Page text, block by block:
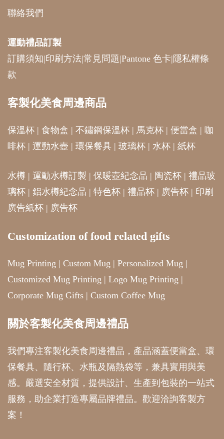
聯絡我們
運動禮品訂製
訂購須知|印刷方法|常見問題|Pantone 色卡| 隱私權條
款
客製化美食周邊商品
保溫杯 | 食物盒 | 不鏽鋼保溫杯 | 馬克杯 | 便當盒 | 咖
啡杯 | 運動水壺 | 環保餐具 | 玻璃杯 | 水杯 | 紙杯
水樽 | 運動水樽訂製 | 保暖壺紀念品 | 陶瓷杯 | 禮品玻
璃杯 | 鋁水樽紀念品 | 特色杯 | 禮品杯 | 廣告杯 | 印刷
廣告紙杯 | 廣告杯
Customization of food related gifts
Mug Printing | Custom Mug | Personalized Mug |
Customized Mug Printing | Logo Mug Printing |
Corporate Mug Gifts | Custom Coffee Mug
關於客製化美食周邊禮品
我們專注客製化美食周邊禮品，產品涵蓋便當盒、環
保餐具、隨行杯、水瓶及隔熱袋等，兼具實用與美
感。嚴選安全材質，提供設計、生產到包裝的一站式
服務，助企業打造專屬品牌禮品。歡迎洽詢客製方
案！